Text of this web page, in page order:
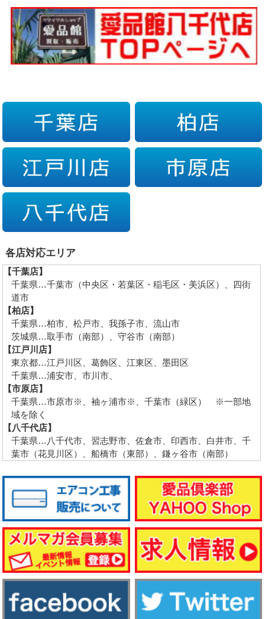
各店対応エリア
【千葉店】
千葉県…千葉市（中央区・若葉区・稲毛区・美浜区）、四街
道市
【柏店】
千葉県…柏市、松戸市、我孫子市、流山市
茨城県…取手市（南部）、守谷市（南部）
【江戸川店】
東京都…江戸川区、葛飾区、江東区、墨田区
千葉県…浦安市、市川市、
【市原店】
千葉県…市原市※、袖ヶ浦市※、千葉市（緑区） ※一部地
域を除く
【八千代店】
千葉県…八千代市、習志野市、佐倉市、印西市、白井市、千
葉市（花見川区）、船橋市（東部）、鎌ヶ谷市（南部）